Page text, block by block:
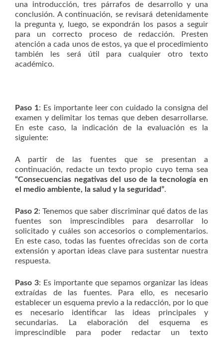
una introducción, tres párrafos de desarrollo y una
conclusión. A continuación, se revisará detenidamente
la pregunta y, luego, se expondrán los pasos a seguir
para un correcto proceso de redacción. Presten
atención a cada unos de estos, ya que el procedimiento
también les será útil para cualquier otro texto
académico.
Paso 1: Es importante leer con cuidado la consigna del
examen y delimitar los temas que deben desarrollarse.
En este caso, la indicación de la evaluación es la
siguiente:
A partir de las fuentes que se presentan a
continuación, redacte un texto propio cuyo tema sea
“Consecuencias negativas del uso de la tecnología en
el medio ambiente, la salud y la seguridad”.
Paso 2: Tenemos que saber discriminar qué datos de las
fuentes son imprescindibles para desarrollar lo
solicitado y cuáles son accesorios o complementarios.
En este caso, todas las fuentes ofrecidas son de corta
extensión y aportan ideas clave para sustentar nuestra
respuesta.
Paso 3: Es importante que sepamos organizar las ideas
extraídas de las fuentes. Para ello, es necesario
establecer un esquema previo a la redacción, por lo que
es necesario identificar las ideas principales y
secundarias. La elaboración del esquema es
imprescindible para poder redactar un texto